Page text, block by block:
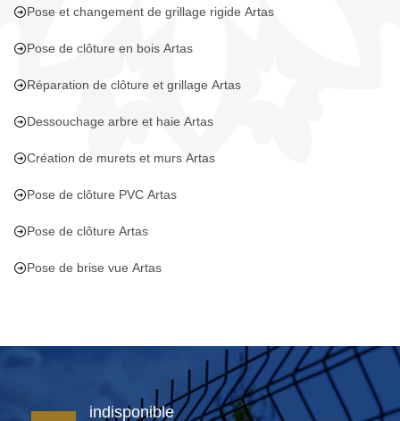
Pose et changement de grillage rigide Artas
Pose de clôture en bois Artas
Réparation de clôture et grillage Artas
Dessouchage arbre et haie Artas
Création de murets et murs Artas
Pose de clôture PVC Artas
Pose de clôture Artas
Pose de brise vue Artas
indisponible